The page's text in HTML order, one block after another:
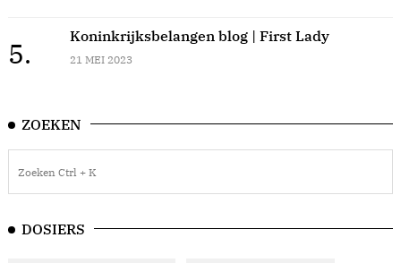
5.
Koninkrijksbelangen blog | First Lady
21 MEI 2023
ZOEKEN
DOSIERS